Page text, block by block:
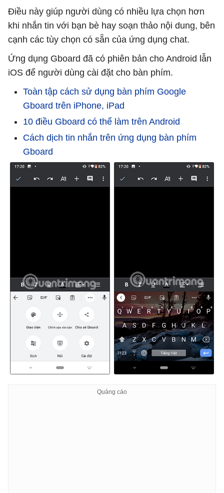
Điều này giúp người dùng có nhiều lựa chọn hơn
khi nhắn tin với bạn bè hay soạn thảo nội dung, bên
cạnh các tùy chọn có sẵn của ứng dụng chat.
Ứng dụng Gboard đã có phiên bản cho Android lẫn
iOS để người dùng cài đặt cho bàn phím.
Toàn tập cách sử dụng bàn phím Google
Gboard trên iPhone, iPad
10 điều Gboard có thể làm trên Android
Cách dịch tin nhắn trên ứng dụng bàn phím
Gboard